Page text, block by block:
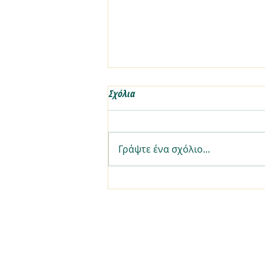
7 έξυπνοι, γρήγοροι τρόποι να
Σχόλια
Γράψτε ένα σχόλιο...